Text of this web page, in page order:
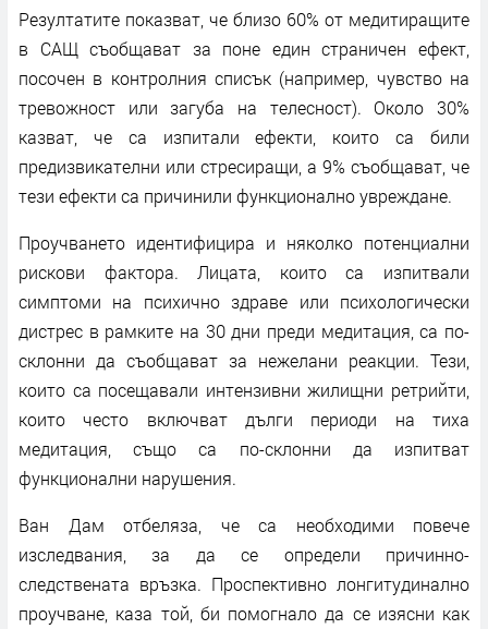
Резултатите показват, че близо 60% от медитиращите
в САЩ съобщават за поне един страничен ефект,
посочен в контролния списък (например, чувство на
тревожност или загуба на телесност). Около 30%
казват, че са изпитали ефекти, които са били
предизвикателни или стресиращи, а 9% съобщават, че
тези ефекти са причинили функционално увреждане.
Проучването идентифицира и няколко потенциални
рискови фактора. Лицата, които са изпитвали
симптоми на психично здраве или психологически
дистрес в рамките на 30 дни преди медитация, са по-
склонни да съобщават за нежелани реакции. Тези,
които са посещавали интензивни жилищни ретрийти,
които често включват дълги периоди на тиха
медитация, също са по-склонни да изпитват
функционални нарушения.
Ван Дам отбеляза, че са необходими повече
изследвания, за да се определи причинно-
следствената връзка. Проспективно лонгитудинално
проучване, каза той, би помогнало да се изясни как